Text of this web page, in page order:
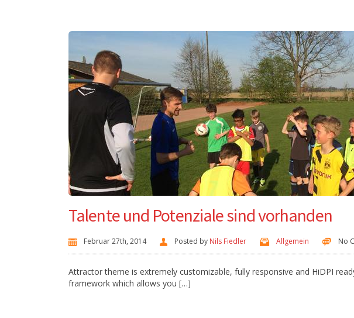
Talente und Potenziale sind vorhanden
Februar 27th, 2014 Posted by Nils Fiedler Allgemein No
Attractor theme is extremely customizable, fully responsive and HiDPI
framework which allows you […]